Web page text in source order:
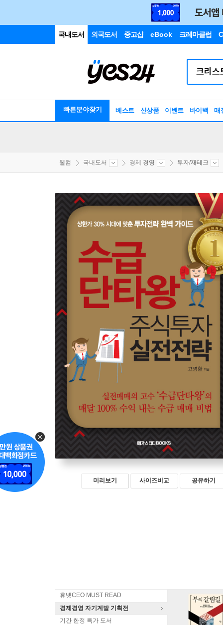
국내도서 외국도서 중고샵 eBook 크레마클럽
빠른분야찾기 베스트 신상품 이벤트 바이백 매
웰컴 국내도서 경제 경영 투자/재테크
미리보기 사이즈비교 공유하기
휴넷CEO MUST READ
경제경영 자기계발 기획전
기간 한정 특가 도서